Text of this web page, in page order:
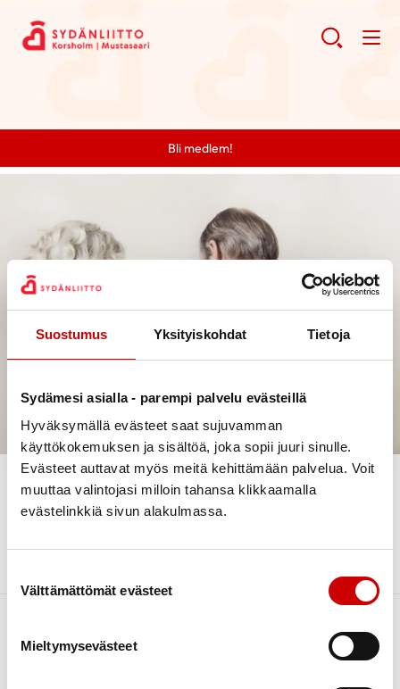
Suostumus Yksityiskohdat Tietoja
Sydämesi asialla - parempi palvelu evästeillä
Hyväksymällä evästeet saat sujuvamman
käyttökokemuksen ja sisältöä, joka sopii juuri sinulle.
Evästeet auttavat myös meitä kehittämään palvelua. Voit
muuttaa valintojasi milloin tahansa klikkaamalla
evästelinkkiä sivun alakulmassa.
Välttämättömät evästeet
Mieltymysevästeet
Bli medlem!
Stödpersoner /
tukihenkilöt
Stödpersoner i Korsholms Hjärtförening